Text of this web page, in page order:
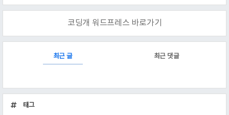
코딩개 워드프레스 바로가기
최근 글 최근 댓글
근
글
태그